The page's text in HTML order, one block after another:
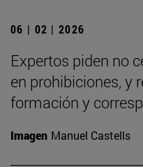
06 | 02 | 2026
Expertos piden no
en prohibiciones, y
formación y
Imagen Manuel Castells